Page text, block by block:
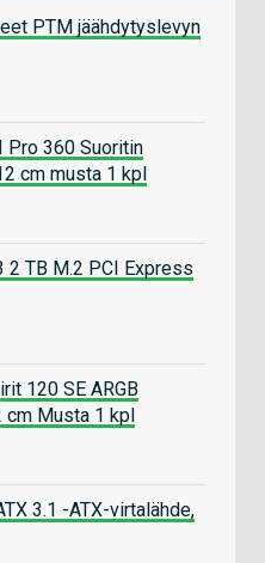
PTM jäähdytyslevyn
Pro 360 Suoritin
cm musta 1 kpl
2 TB M.2 PCI Express
120 SE ARGB
cm Musta 1 kpl
3.1 -ATX-virtalähde,